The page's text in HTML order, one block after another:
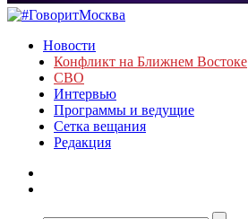
Новости
Конфликт на Ближнем Востоке
СВО
Интервью
Программы и ведущие
Сетка вещания
Редакция